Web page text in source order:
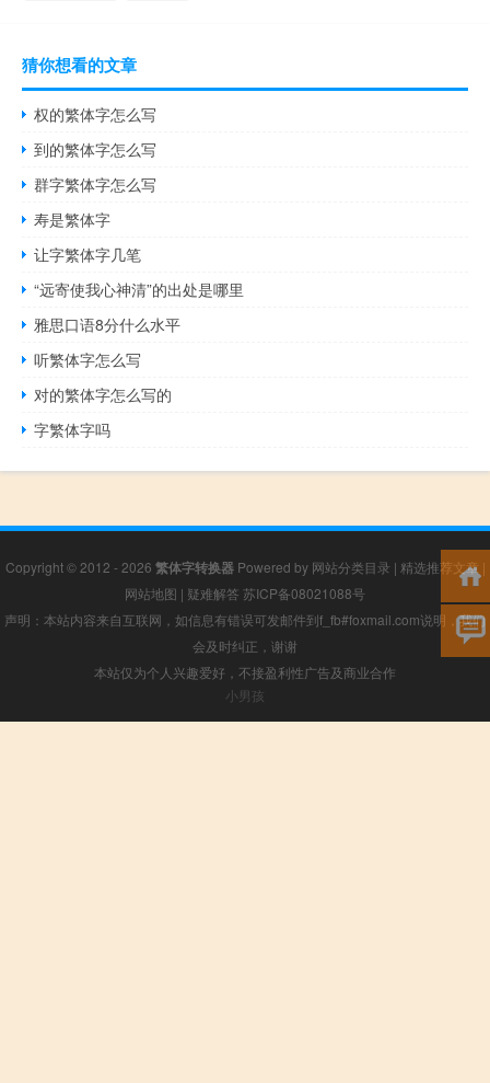
猜你想看的文章
权的繁体字怎么写
到的繁体字怎么写
群字繁体字怎么写
寿是繁体字
让字繁体字几笔
“远寄使我心神清”的出处是哪里
雅思口语8分什么水平
听繁体字怎么写
对的繁体字怎么写的
字繁体字吗
Copyright © 2012 - 2026 繁体字转换器Powered by 网站分类目录 | 精选推荐文章 |
网站地图 | 疑难解答 苏ICP备08021088号
声明：本站内容来自互联网，如信息有错误可发邮件到f_fb#foxmail.com说明，我们
会及时纠正，谢谢
本站仅为个人兴趣爱好，不接盈利性广告及商业合作
小男孩